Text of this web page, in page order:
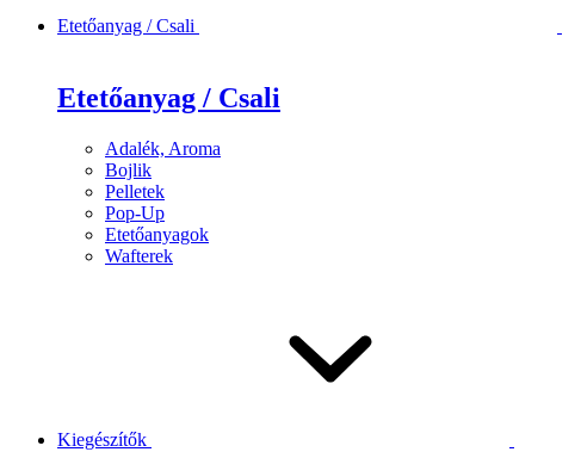
Etetőanyag / Csali
Etetőanyag / Csali
Adalék, Aroma
Bojlik
Pelletek
Pop-Up
Etetőanyagok
Wafterek
Kiegészítők